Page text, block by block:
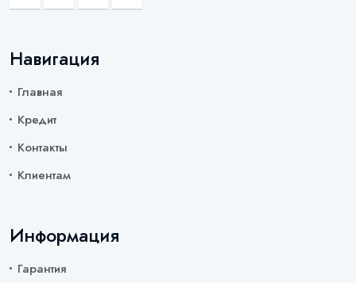
Навигация
Главная
Кредит
Контакты
Клиентам
Информация
Гарантия